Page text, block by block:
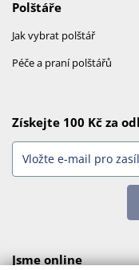
Polštáře
Jak vybrat polštář
Péče a praní polštářů
Získejte 100 Kč za
Jsme online